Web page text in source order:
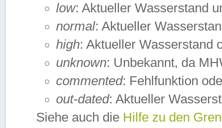
low: Aktueller Wasserstand
normal: Aktueller
high: Aktueller Wasserstand
unknown: Unbekannt, da
commented: Fehlfunktion
out-dated: Aktueller
Siehe auch die Hilfe zu den